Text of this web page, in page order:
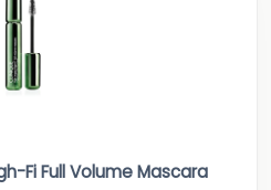
Fi Full Volume Mascara